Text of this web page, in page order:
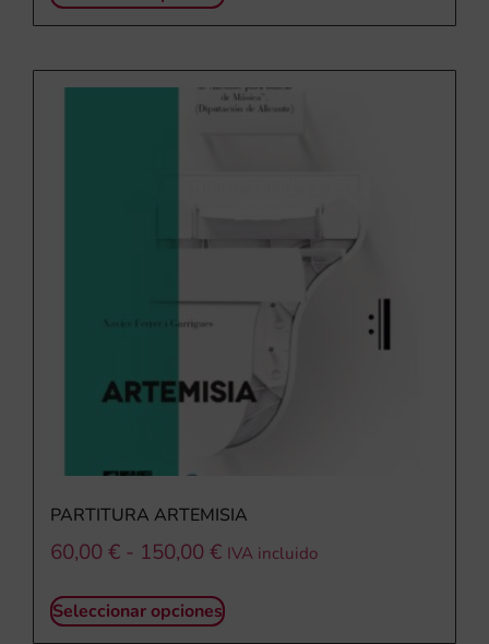
PARTITURA ARTEMISIA
60,00 € - 150,00 € IVA incluido
Seleccionar opciones